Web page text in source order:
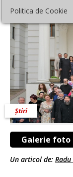
Politica de Cookie
Galerie foto
Știri
Un articol de: